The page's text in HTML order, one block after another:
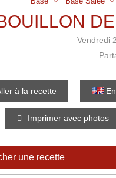
Vendredi
à la recette
Imprimer avec photos
une recette